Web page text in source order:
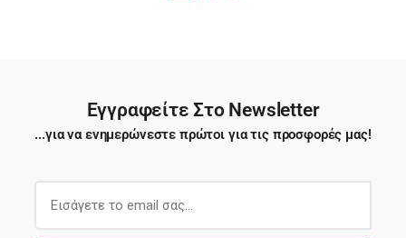
Εγγραφείτε Στο Newsletter
...για να ενημερώνεστε πρώτοι για τις προσφορές μας!